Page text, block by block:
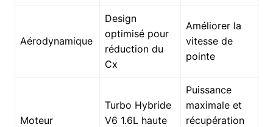
Aérodynamique
Design
optimisé pour
réduction du
Cx
Améliorer la
vitesse de
pointe
Moteur
Turbo Hybride
V6 1.6L haute
Puissance
maximale et
récupération